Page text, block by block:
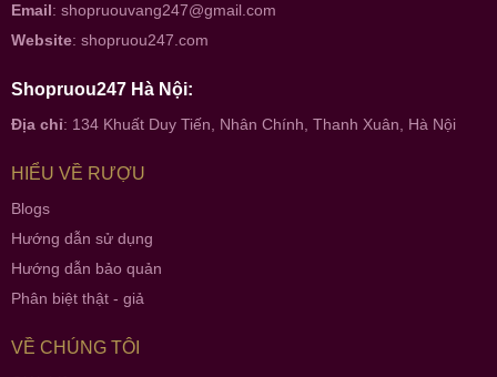
Email: shopruouvang247@gmail.com
Website: shopruou247.com
Shopruou247 Hà Nội:
Địa chỉ: 134 Khuất Duy Tiến, Nhân Chính, Thanh Xuân, Hà Nội
HIỂU VỀ RƯỢU
Blogs
Hướng dẫn sử dụng
Hướng dẫn bảo quản
Phân biệt thật - giả
VỀ CHÚNG TÔI